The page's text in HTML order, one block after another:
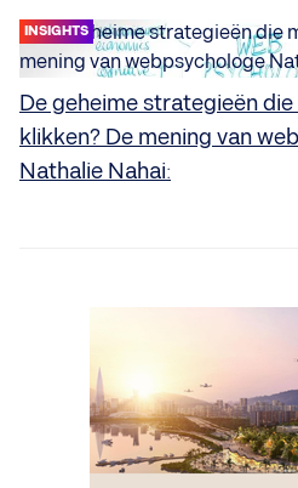
INSIGHTS
De geheime strategieën
klikken? De mening van
Nathalie Nahai: